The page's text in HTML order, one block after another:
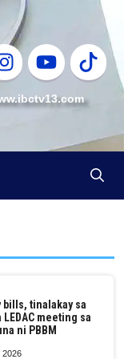
bills, tinalakay sa
LEDAC meeting sa
ni PBBM
2026